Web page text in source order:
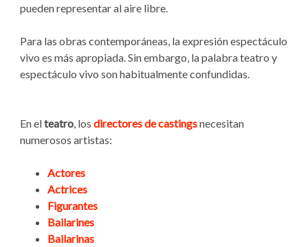
pueden representar al aire libre.
Para las obras contemporáneas, la expresión espectáculo
vivo es más apropiada. Sin embargo, la palabra teatro y
espectáculo vivo son habitualmente confundidas.
En elteatro, los directores de castingsnecesitan
numerosos artistas:
Actores
Actrices
Figurantes
Bailarines
Bailarinas